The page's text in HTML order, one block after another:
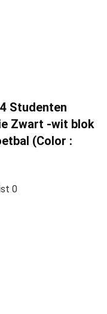
Studenten
Zwart -wit blok
(Color :
0